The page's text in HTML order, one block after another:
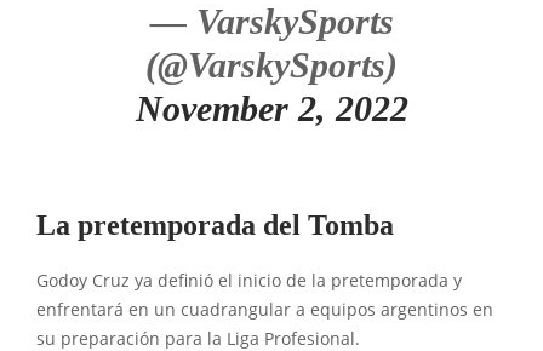
— VarskySports
(@VarskySports)
November 2, 2022
La pretemporada del Tomba
Godoy Cruz ya definió el inicio de la pretemporada y
enfrentará en un cuadrangular a equipos argentinos en
su preparación para la Liga Profesional.